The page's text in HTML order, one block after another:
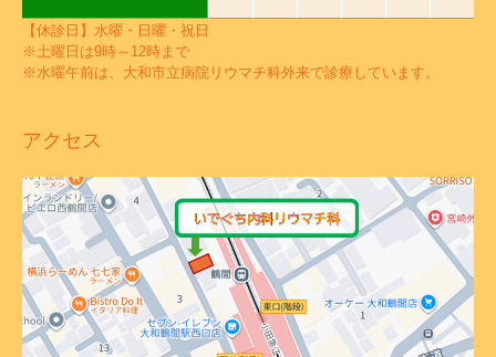
【休診日】水曜・日曜・祝日
※土曜日は9時～12時まで
※水曜午前は、大和市立病院リウマチ科外来で診療しています。
アクセス